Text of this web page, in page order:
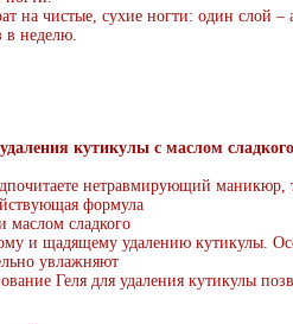
на чистые, сухие ногти: один слой –
в неделю.
кутикулы с маслом
нетравмирующий маникюр,
формула
маслом сладкого
и щадящему удалению кутикулы.
увлажняют
Геля для удаления кутикулы